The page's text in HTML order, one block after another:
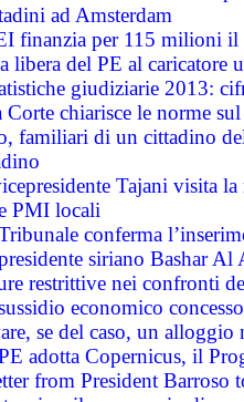
ad Amsterdam
finanzia per 115 milioni
libera del PE al caricatore
giudiziarie 2013:
Corte chiarisce le norme
familiari di un cittadino
Tajani visita
PMI locali
conferma
siriano Bashar Al
restrittive nei confronti
economico
se del caso, un
adotta Copernicus, il
from President Barroso